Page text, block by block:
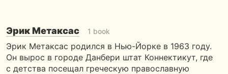
Эрик Метаксас 1 book
Эрик Метаксас родился в Нью-Йорке в 1963 году.
Он вырос в городе Данбери штат Коннектикут, где
с детства посещал греческую православную